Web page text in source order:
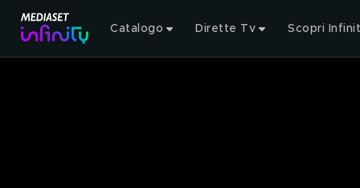
Catalogo Dirette Tv Scopri